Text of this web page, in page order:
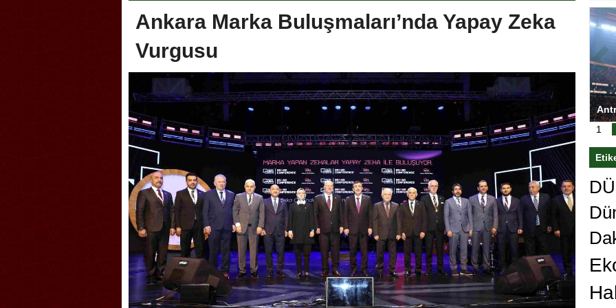
Ankara Marka Buluşmaları’nda Yapay Zeka
Vurgusu
Geleneksel Türk Okçuluğu
ev sahipliği yapıyor
Askerlik şakası Dünya Kupası’nı
karıştırdı! Güney Kore’den sert karar
Antrenörlüğe ”Hayır” diyen Mertens,
Galatasaray’dan bakın ne istedi
1